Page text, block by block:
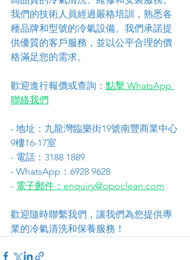
我們的技術人員經過嚴格培訓，熟悉各
種品牌和型號的冷氣設備。我們承諾提
供優質的客戶服務，並以公平合理的價
格滿足您的需求。
歡迎進行報價或查詢： 點擊 WhatsApp
聯絡我們
- 地址：九龍灣臨樂街19號南豐商業中心
9樓16-17室
- 電話：3188 1889
- WhatsApp：6928 9628
- 電子郵件：enquiry@opoclean.com
歡迎隨時聯繫我們，讓我們為您提供專
業的冷氣清洗和保養服務！